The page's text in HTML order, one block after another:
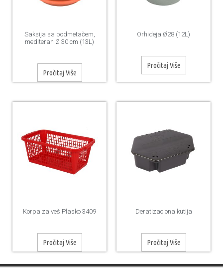
Saksija sa podmetačem,
mediteran Ø 30 cm (13L)
Pročitaj Više
Orhideja Ø28 (12L)
Pročitaj Više
Korpa za veš Plasko 3409
Pročitaj Više
Deratizaciona kutija
Pročitaj Više